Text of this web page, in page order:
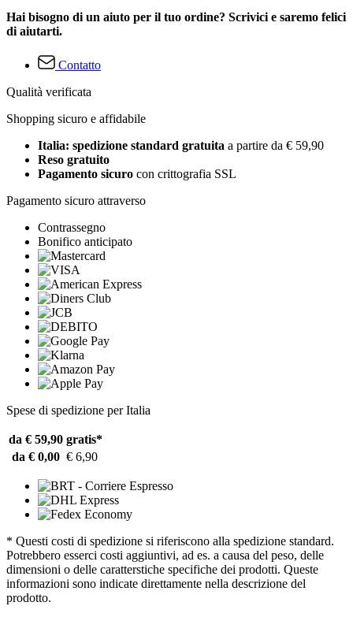
Hai bisogno di un aiuto per il tuo ordine? Scrivici e saremo felici
di aiutarti.
Contatto
Qualità verificata
Shopping sicuro e affidabile
Italia: spedizione standard gratuita a partire da € 59,90
Reso gratuito
Pagamento sicuro con crittografia SSL
Pagamento sicuro attraverso
Contrassegno
Bonifico anticipato
Spese di spedizione per Italia
da € 59,90 gratis*
da € 0,00 € 6,90
* Questi costi di spedizione si riferiscono alla spedizione standard.
Potrebbero esserci costi aggiuntivi, ad es. a causa del peso, delle
dimensioni o delle caratterstiche specifiche dei prodotti. Queste
informazioni sono indicate direttamente nella descrizione del
prodotto.